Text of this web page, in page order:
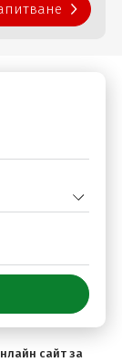
сайт за